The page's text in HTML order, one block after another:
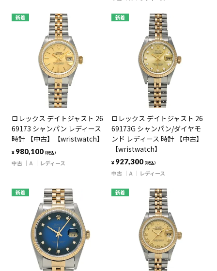
新着
ロレックス デイトジャスト 26
69173 シャンパン レディース
時計 【中古】【wristwatch】
¥ 980,100（税込）
中古 A レディース
新着
ロレックス デイトジャスト 26
69173G シャンパン/ダイヤモ
ンド レディース 時計 【中古】
【wristwatch】
¥ 927,300（税込）
中古 A レディース
新着 新着